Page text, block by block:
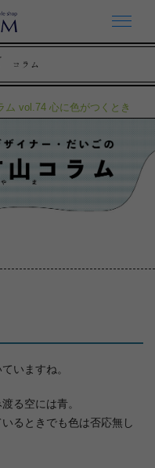
ム vol.74 心に色がつくとき
いますね。
る空には青。
るときでも色は否応無し